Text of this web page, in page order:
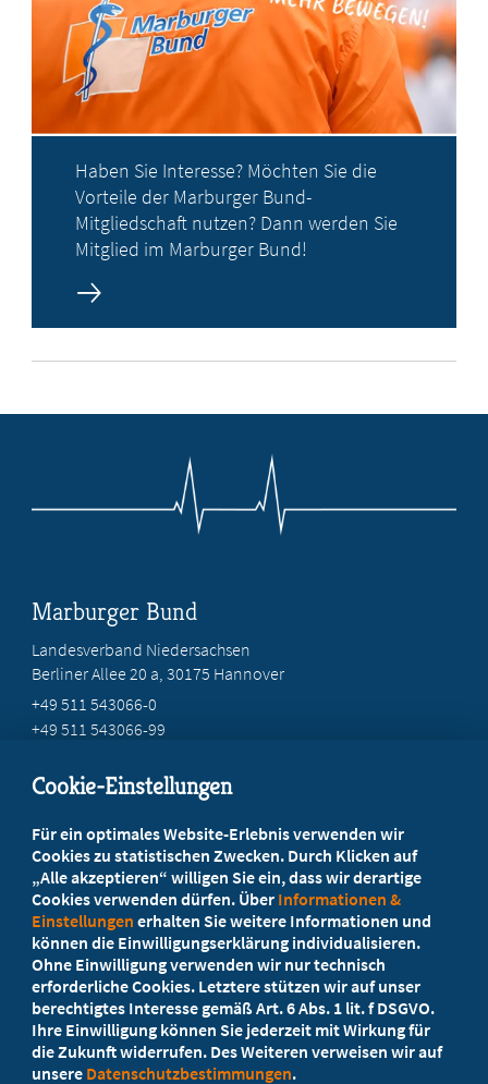
Haben Sie Interesse? Möchten Sie die
Vorteile der Marburger Bund-
Mitgliedschaft nutzen? Dann werden Sie
Mitglied im Marburger Bund!
Marburger Bund
Landesverband Niedersachsen
Berliner Allee 20 a, 30175 Hannover
+49 511 543066-0
+49 511 543066-99
Ihr Landesverband berät Sie!
Ansprechpartner
Werden Sie jetzt Mitglied
5 Vorteile einer MB-Mitgliedschaft
Cookie-Einstellungen
Für ein optimales Website-Erlebnis verwenden wir
Cookies zu statistischen Zwecken. Durch Klicken auf
„Alle akzeptieren“ willigen Sie ein, dass wir derartige
Cookies verwenden dürfen. Über Informationen &
Einstellungen erhalten Sie weitere Informationen und
können die Einwilligungserklärung individualisieren.
Ohne Einwilligung verwenden wir nur technisch
erforderliche Cookies. Letztere stützen wir auf unser
berechtigtes Interesse gemäß Art. 6 Abs. 1 lit. f DSGVO.
Ihre Einwilligung können Sie jederzeit mit Wirkung für
die Zukunft widerrufen. Des Weiteren verweisen wir auf
unsere Datenschutzbestimmungen.